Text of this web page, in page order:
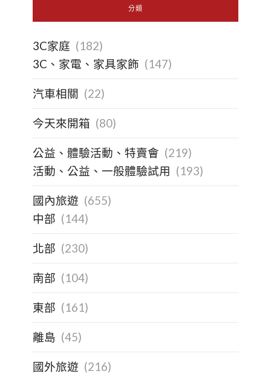
分類
3C家庭 (182)
3C、家電、家具家飾 (147)
汽車相關 (22)
今天來開箱 (80)
公益、體驗活動、特賣會 (219)
活動、公益、一般體驗試用 (193)
國內旅遊 (655)
中部 (144)
北部 (230)
南部 (104)
東部 (161)
離島 (45)
國外旅遊 (216)